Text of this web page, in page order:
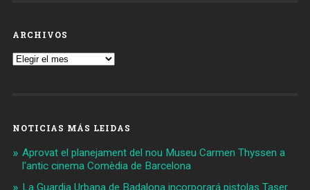
ARCHIVOS
Archivos
NOTICIAS MÁS LEIDAS
Aprovat el planejament del nou Museu Carmen Thyssen a
l'antic cinema Comèdia de Barcelona
La Guardia Urbana de Badalona incorporará pistolas Taser